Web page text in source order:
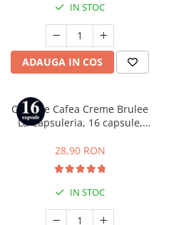
IN STOC
ADAUGA IN COS
Capsule Cafea Creme Brulee
La Capsuleria, 16 capsule,
28,90 RON
IN STOC